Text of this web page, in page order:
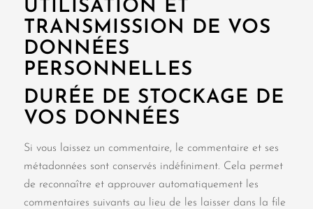
UTILISATION ET
TRANSMISSION DE VOS
DONNÉES
PERSONNELLES
DURÉE DE STOCKAGE DE
VOS DONNÉES
Si vous laissez un commentaire, le commentaire et ses
métadonnées sont conservés indéfiniment. Cela permet
de reconnaître et approuver automatiquement les
commentaires suivants au lieu de les laisser dans la file